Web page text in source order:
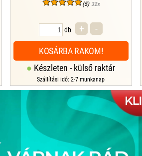
(5) 32x
Készleten - külső raktár
Szállítási idő: 2-7 munkanap
db + -
KOSÁRBA RAKOM!